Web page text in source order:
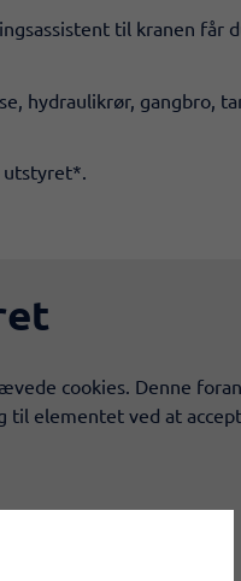
til kranen får
hydraulikrør, gangbro,
utstyret*.
cookies. Denne
elementet ved at